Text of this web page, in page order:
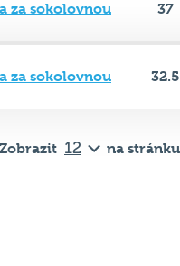
za sokolovnou 32.5
Zobrazit na stránku